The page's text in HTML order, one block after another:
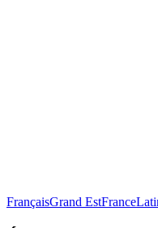
FrançaisGrand EstFrance